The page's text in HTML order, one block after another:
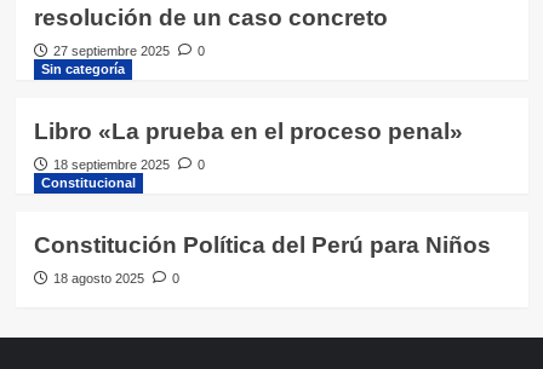
resolución de un caso concreto
27 septiembre 2025
0
Sin categoría
Libro «La prueba en el proceso penal»
18 septiembre 2025
0
Constitucional
Constitución Política del Perú para Niños
18 agosto 2025 0